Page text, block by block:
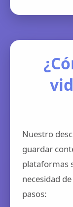
Nuestro
guardar
plataformas
necesidad
pasos: